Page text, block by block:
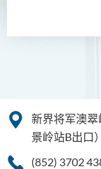
新界将军澳
景岭站B出口）
(852) 3702